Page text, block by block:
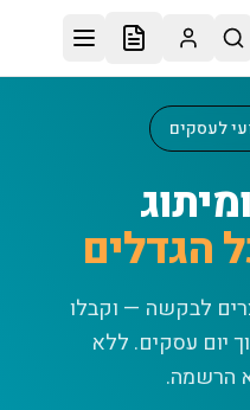
לעסקים
הגדלים
לבקשה — וקבלו
יום עסקים. ללא
הרשמה.